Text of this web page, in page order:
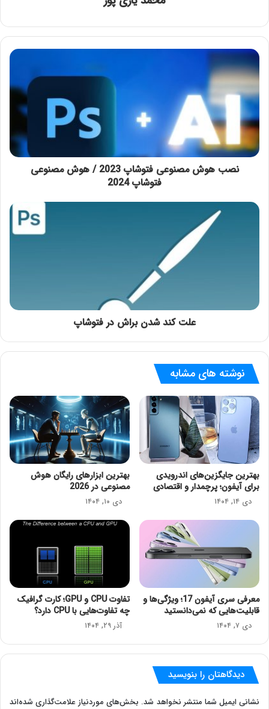
نصب هوش مصنوعی فتوشاپ 2023 / هوش مصنوعی
فتوشاپ 2024
علت کند شدن براش در فتوشاپ
نوشته های مشابه
بهترین جایگزین‌های اندرویدی
برای آیفون؛ پرچمدار و اقتصادی
دی ۱۴, ۱۴۰۴
بهترین ابزارهای رایگان هوش
مصنوعی در 2026
دی ۱۰, ۱۴۰۴
معرفی سری آیفون 17؛ ویژگی‌ها و
قابلیت‌هایی که نمی‌دانستید
دی ۷, ۱۴۰۴
تفاوت CPU و GPU؛ کارت گرافیک
چه تفاوت‌هایی با CPU دارد؟
آذر ۲۹, ۱۴۰۴
دیدگاهتان را بنویسید
نشانی ایمیل شما منتشر نخواهد شد. بخش‌های موردنیاز علامت‌گذاری شده‌اند